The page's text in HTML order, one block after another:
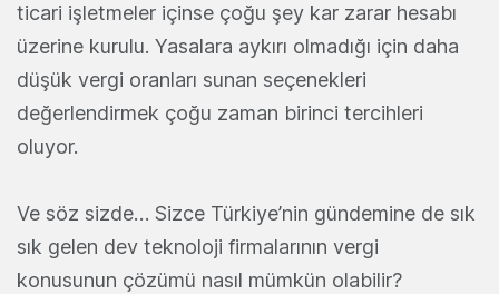
ticari işletmeler içinse çoğu şey kar zarar hesabı
üzerine kurulu. Yasalara aykırı olmadığı için daha
düşük vergi oranları sunan seçenekleri
değerlendirmek çoğu zaman birinci tercihleri
oluyor.
Ve söz sizde… Sizce Türkiye’nin gündemine de sık
sık gelen dev teknoloji firmalarının vergi
konusunun çözümü nasıl mümkün olabilir?